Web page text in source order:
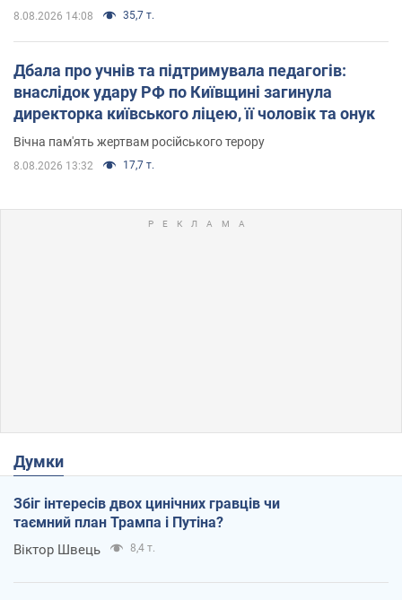
8.08.2026 14:08 35,7 т.
Дбала про учнів та підтримувала педагогів:
внаслідок удару РФ по Київщині загинула
директорка київського ліцею, її чоловік та онук
Вічна пам'ять жертвам російського терору
8.08.2026 13:32 17,7 т.
Думки
Збіг інтересів двох цинічних гравців чи
таємний план Трампа і Путіна?
Віктор Швець 8,4 т.